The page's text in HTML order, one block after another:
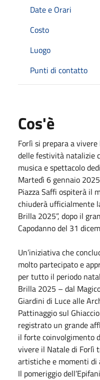
Date e Orari
Costo
Luogo
Punti di contatto
Cos'è
Forlì si prepara a
delle festività natalizie
musica e spettacolo
Martedì 6 gennaio
Piazza Saffi ospiterà il
chiuderà ufficialmente
Brilla 2025”, dopo il
Capodanno del 31
Un’iniziativa che
molto partecipato e
per tutto il periodo
Brilla 2025 – dal
Giardini di Luce alle
Pattinaggio sul
registrato un grande
il forte coinvolgimento
vivere il Natale di Forlì
artistiche e momenti di
Il pomeriggio